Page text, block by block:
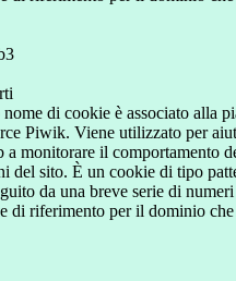
nome di cookie è associato alla
Piwik. Viene utilizzato per
a monitorare il comportamento
del sito. È un cookie di tipo
da una breve serie di
di riferimento per il dominio